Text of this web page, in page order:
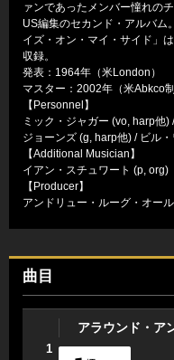
ァンであったメンバー憧れの
US編集のセカンド・アルバム
イズ・オン・マイ・サイド」
収録。
発表：1964年（米London）
マスター：2002年（米Abkco制
【Personnel】
ミック・ジャガー (vo, harp他)
ジョーンズ (g, harp他) / ビル
【Additional Musician】
イアン・スチュワート (p, org)
【Producer】
アンドリュー・ルーグ・オー
曲目
1
アラウンド・ア